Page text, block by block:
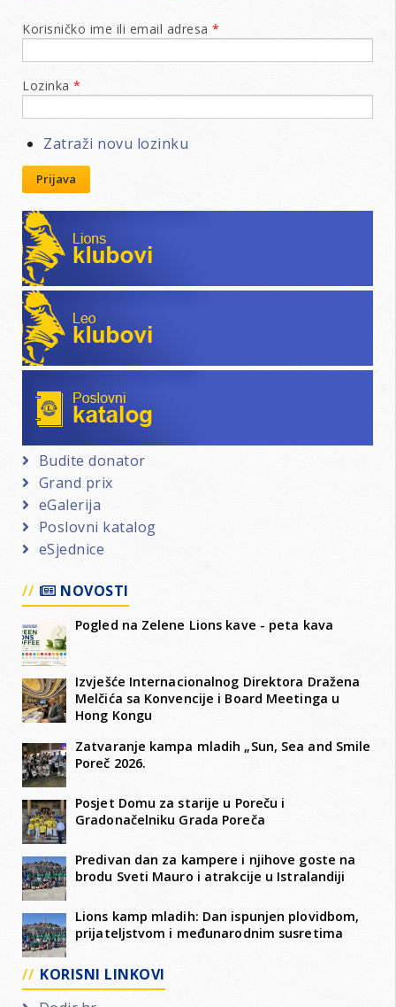
Korisničko ime ili email adresa *
Lozinka *
Zatraži novu lozinku
Prijava
Lions klubovi
Leo klubovi
Budite donator
Grand prix
eGalerija
Poslovni katalog
eSjednice
NOVOSTI
Pogled na Zelene Lions kave - peta kava
Izvješće Internacionalnog Direktora Dražena
Melčića sa Konvencije i Board Meetinga u
Hong Kongu
Zatvaranje kampa mladih „Sun, Sea and Smile
Poreč 2026.
Posjet Domu za starije u Poreču i
Gradonačelniku Grada Poreča
Predivan dan za kampere i njihove goste na
brodu Sveti Mauro i atrakcije u Istralandiji
Lions kamp mladih: Dan ispunjen plovidbom,
prijateljstvom i međunarodnim susretima
KORISNI LINKOVI